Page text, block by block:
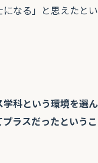
なる」と思えたとい
科という環境を選
ラスだったという